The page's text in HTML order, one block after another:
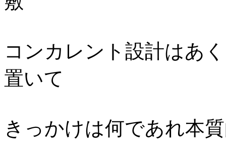
コンカレント設計はあ
置いて
きっかけは何であれ本